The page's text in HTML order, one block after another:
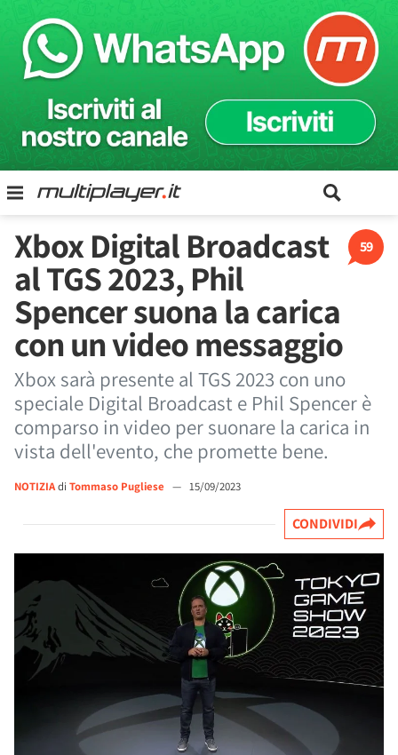
59
Xbox Digital Broadcast
al TGS 2023, Phil
Spencer suona la carica
con un video messaggio
Xbox sarà presente al TGS 2023 con uno
speciale Digital Broadcast e Phil Spencer è
comparso in video per suonare la carica in
vista dell'evento, che promette bene.
NOTIZIAdi Tommaso Pugliese — 15/09/2023
CONDIVIDI